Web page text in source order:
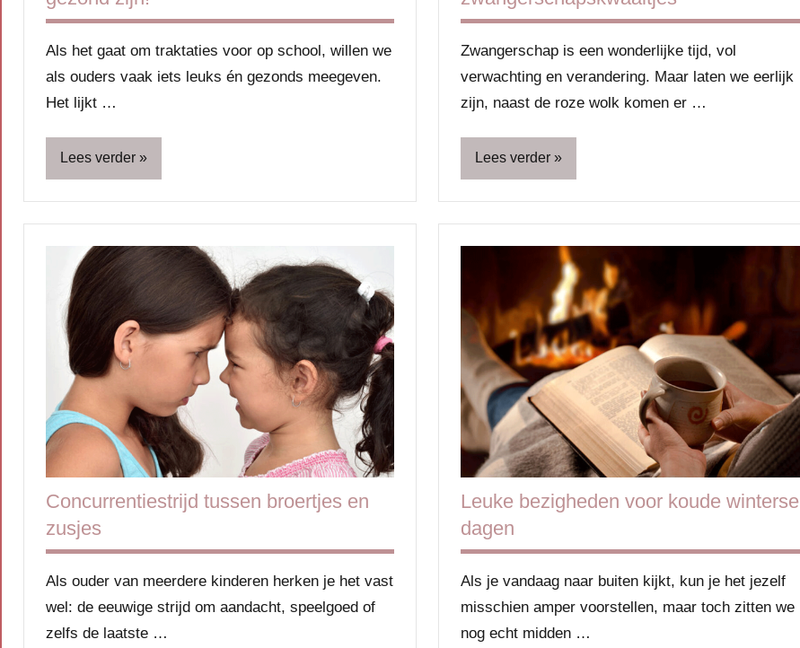
Als het gaat om traktaties voor op school, willen we
als ouders vaak iets leuks én gezonds meegeven.
Het lijkt …
Lees verder
Blog
Feestdagen
Gezin
Kinderen
Schoolkind
Verjaardag
Zwangerschap is een wonderlijke tijd, vol
verwachting en verandering. Maar laten we eerlijk
zijn, naast de roze wolk komen er …
Lees verder
Zwangerschapskwaaltjes
Concurrentiestrijd tussen broertjes en
zusjes
Als ouder van meerdere kinderen herken je het vast
wel: de eeuwige strijd om aandacht, speelgoed of
zelfs de laatste …
Leuke bezigheden voor koude winterse
dagen
Als je vandaag naar buiten kijkt, kun je het jezelf
misschien amper voorstellen, maar toch zitten we
nog echt midden …